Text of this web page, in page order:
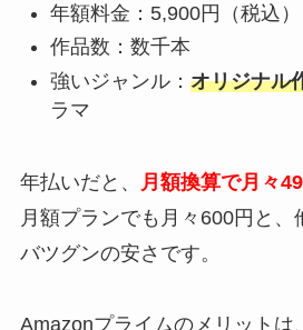
年額料金：5,900円（税込）
作品数：数千本
強いジャンル： オリジナル
ラマ
年払いだと、 月額換算で月々
月額プランでも月々600円と、
バツグンの安さです。
Amazonプライムのメリットは